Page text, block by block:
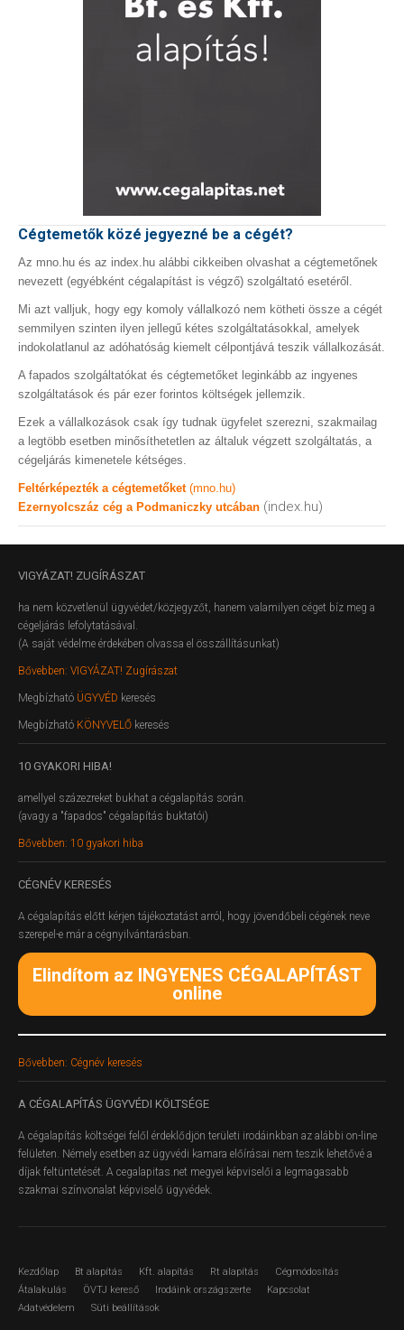
Cégtemetők közé jegyezné be a cégét?
Az mno.hu és az index.hu alábbi cikkeiben olvashat a cégtemetőnek
nevezett (egyébként cégalapítást is végző) szolgáltató esetéről.
Mi azt valljuk, hogy egy komoly vállalkozó nem kötheti össze a cégét
semmilyen szinten ilyen jellegű kétes szolgáltatásokkal, amelyek
indokolatlanul az adóhatóság kiemelt célpontjává teszik vállalkozását.
A fapados szolgáltatókat és cégtemetőket leginkább az ingyenes
szolgáltatások és pár ezer forintos költségek jellemzik.
Ezek a vállalkozások csak így tudnak ügyfelet szerezni, szakmailag
a legtöbb esetben minősíthetetlen az általuk végzett szolgáltatás, a
cégeljárás kimenetele kétséges.
Feltérképezték a cégtemetőket (mno.hu)
Ezernyolcszáz cég a Podmaniczky utcában (index.hu)
VIGYÁZAT! ZUGÍRÁSZAT
ha nem közvetlenül ügyvédet/közjegyzőt, hanem valamilyen céget bíz meg a
cégeljárás lefolytatásával.
(A saját védelme érdekében olvassa el összállításunkat)
Bővebben: VIGYÁZAT! Zugírászat
Megbízható ÜGYVÉD keresés
Megbízható KÖNYVELŐ keresés
10 GYAKORI HIBA!
amellyel százezreket bukhat a cégalapítás során.
(avagy a "fapados" cégalapítás buktatói)
Bővebben: 10 gyakori hiba
CÉGNÉV KERESÉS
A cégalapítás előtt kérjen tájékoztatást arról, hogy jövendőbeli cégének neve
szerepel-e már a cégnyilvántarásban.
Elindítom az INGYENES CÉGALAPÍTÁST
online
Bővebben: Cégnév keresés
A CÉGALAPÍTÁS ÜGYVÉDI KÖLTSÉGE
A cégalapítás költségei felől érdeklődjön területi irodáinkban az alábbi on-line
felületen. Némely esetben az ügyvédi kamara előírásai nem teszik lehetővé a
díjak feltüntetését. A cegalapitas.net megyei képviselői a legmagasabb
szakmai színvonalat képviselő ügyvédek.
Kezdőlap Bt alapítás Kft. alapítás Rt alapítás
Cégmódosítás
Átalakulás
ÖVTJ kereső Irodáink országszerte
Kapcsolat
Adatvédelem
Süti beállítások